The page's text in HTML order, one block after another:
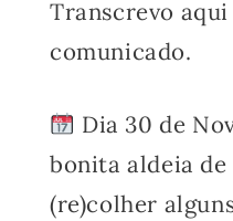
Transcrevo
comunicado.
Dia 30 de
bonita aldeia de
(re)colher